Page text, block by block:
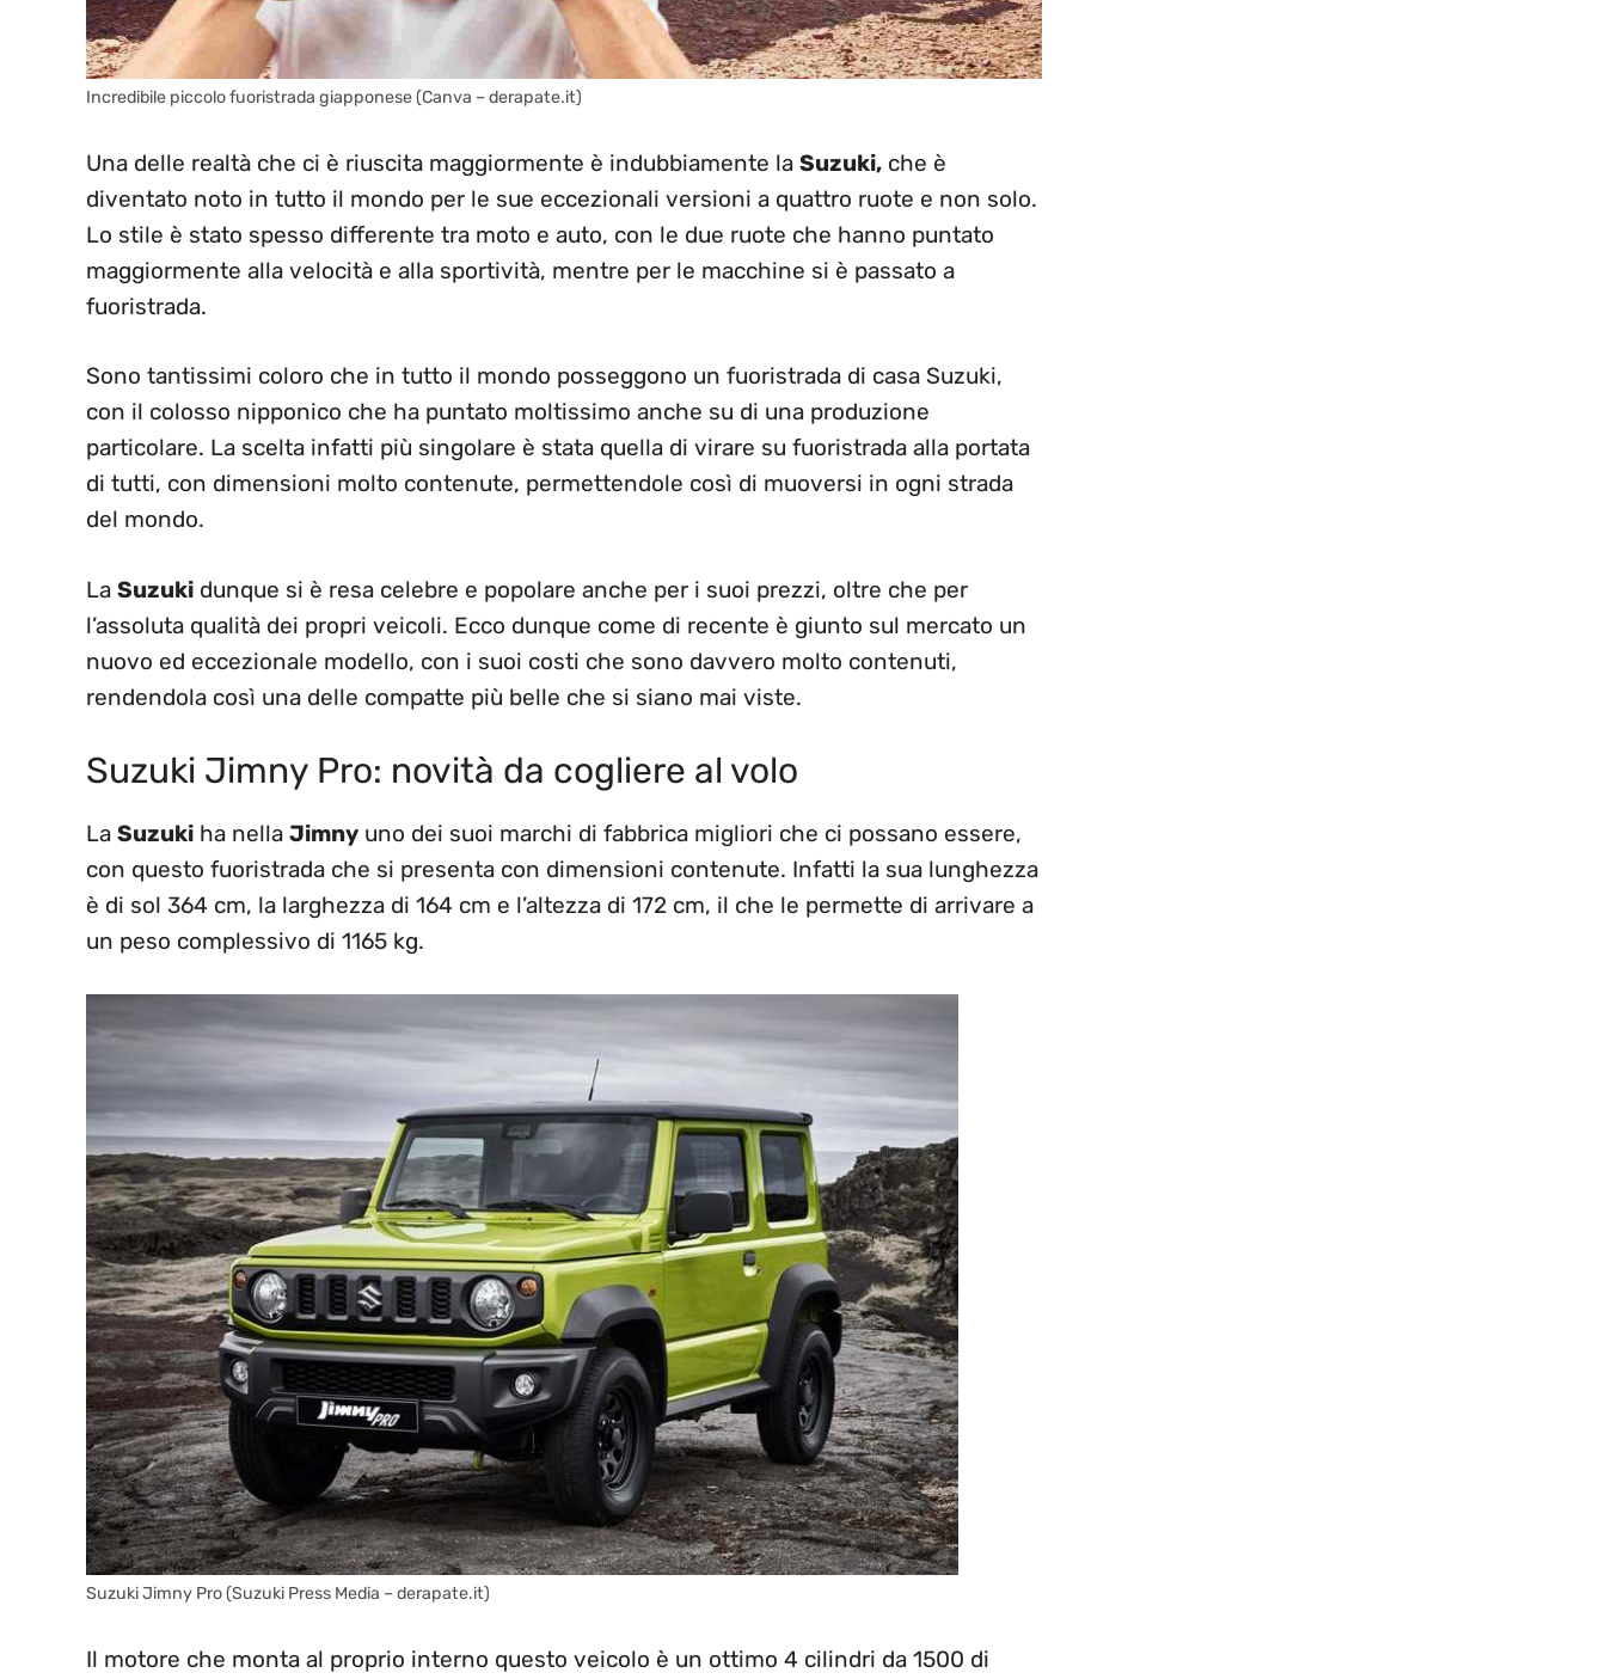
Incredibile piccolo fuoristrada giapponese (Canva – derapate.it)
Una delle realtà che ci è riuscita maggiormente è indubbiamente la Suzuki, che è
diventato noto in tutto il mondo per le sue eccezionali versioni a quattro ruote e non solo.
Lo stile è stato spesso differente tra moto e auto, con le due ruote che hanno puntato
maggiormente alla velocità e alla sportività, mentre per le macchine si è passato a
fuoristrada.
Sono tantissimi coloro che in tutto il mondo posseggono un fuoristrada di casa Suzuki,
con il colosso nipponico che ha puntato moltissimo anche su di una produzione
particolare. La scelta infatti più singolare è stata quella di virare su fuoristrada alla portata
di tutti, con dimensioni molto contenute, permettendole così di muoversi in ogni strada
del mondo.
La Suzuki dunque si è resa celebre e popolare anche per i suoi prezzi, oltre che per
l’assoluta qualità dei propri veicoli. Ecco dunque come di recente è giunto sul mercato un
nuovo ed eccezionale modello, con i suoi costi che sono davvero molto contenuti,
rendendola così una delle compatte più belle che si siano mai viste.
Suzuki Jimny Pro: novità da cogliere al volo
La Suzuki ha nella Jimny uno dei suoi marchi di fabbrica migliori che ci possano essere,
con questo fuoristrada che si presenta con dimensioni contenute. Infatti la sua lunghezza
è di sol 364 cm, la larghezza di 164 cm e l’altezza di 172 cm, il che le permette di arrivare a
un peso complessivo di 1165 kg.
Suzuki Jimny Pro (Suzuki Press Media – derapate.it)
Il motore che monta al proprio interno questo veicolo è un ottimo 4 cilindri da 1500 di